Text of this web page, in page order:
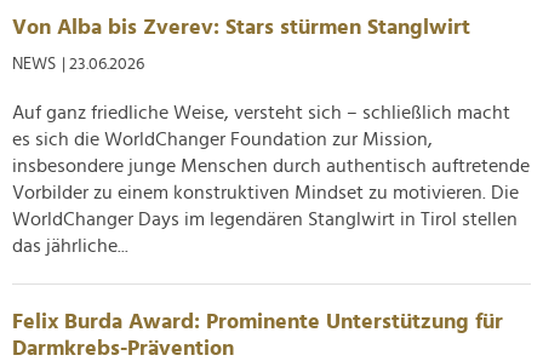
Von Alba bis Zverev: Stars stürmen Stanglwirt
NEWS | 23.06.2026
Auf ganz friedliche Weise, versteht sich – schließlich macht
es sich die WorldChanger Foundation zur Mission,
insbesondere junge Menschen durch authentisch auftretende
Vorbilder zu einem konstruktiven Mindset zu motivieren. Die
WorldChanger Days im legendären Stanglwirt in Tirol stellen
das jährliche...
Felix Burda Award: Prominente Unterstützung für
Darmkrebs-Prävention